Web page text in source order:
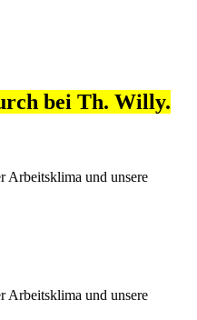
bei Th. Willy.
Arbeitsklima und unsere
Arbeitsklima und unsere